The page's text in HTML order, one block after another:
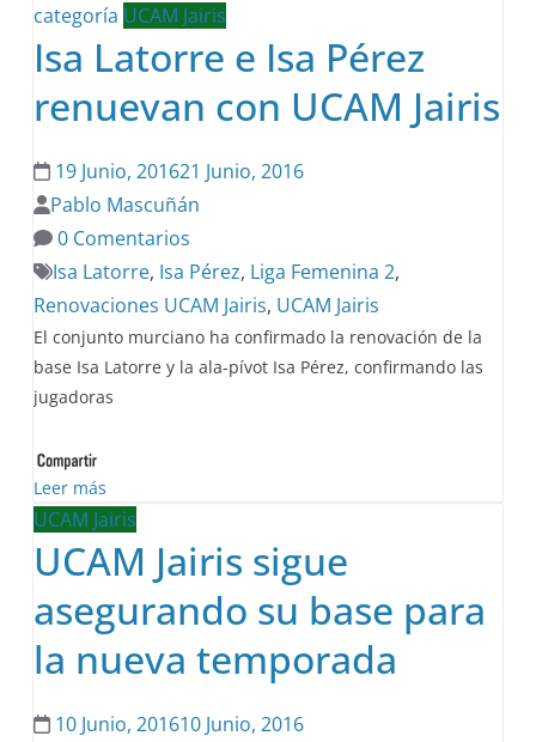
categoría UCAM Jairis
Isa Latorre e Isa Pérez
renuevan con UCAM Jairis
19 Junio, 201621 Junio, 2016
Pablo Mascuñán
0 Comentarios
Isa Latorre, Isa Pérez, Liga Femenina 2,
Renovaciones UCAM Jairis, UCAM Jairis
El conjunto murciano ha confirmado la renovación de la
base Isa Latorre y la ala-pívot Isa Pérez, confirmando las
jugadoras
Leer más
UCAM Jairis
UCAM Jairis sigue
asegurando su base para
la nueva temporada
10 Junio, 201610 Junio, 2016